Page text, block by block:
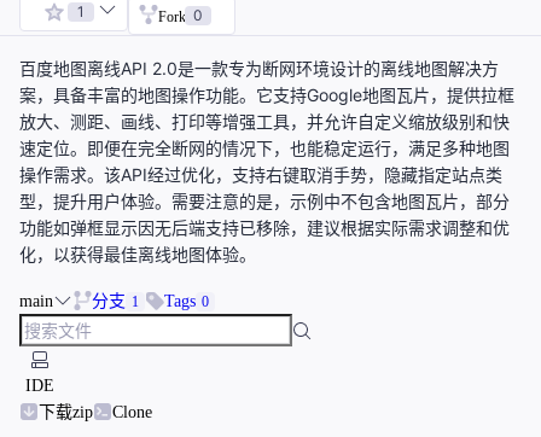
1 Fork 0
百度地图离线API 2.0是一款专为断网环境设计的离线地图解决方
案，具备丰富的地图操作功能。它支持Google地图瓦片，提供拉框
放大、测距、画线、打印等增强工具，并允许自定义缩放级别和快
速定位。即便在完全断网的情况下，也能稳定运行，满足多种地图
操作需求。该API经过优化，支持右键取消手势，隐藏指定站点类
型，提升用户体验。需要注意的是，示例中不包含地图瓦片，部分
功能如弹框显示因无后端支持已移除，建议根据实际需求调整和优
化，以获得最佳离线地图体验。
main 分支 1 Tags 0
IDE
下载zip
Clone